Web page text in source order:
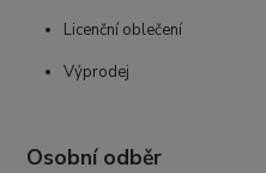
Licenční oblečení
Výprodej
Osobní odběr